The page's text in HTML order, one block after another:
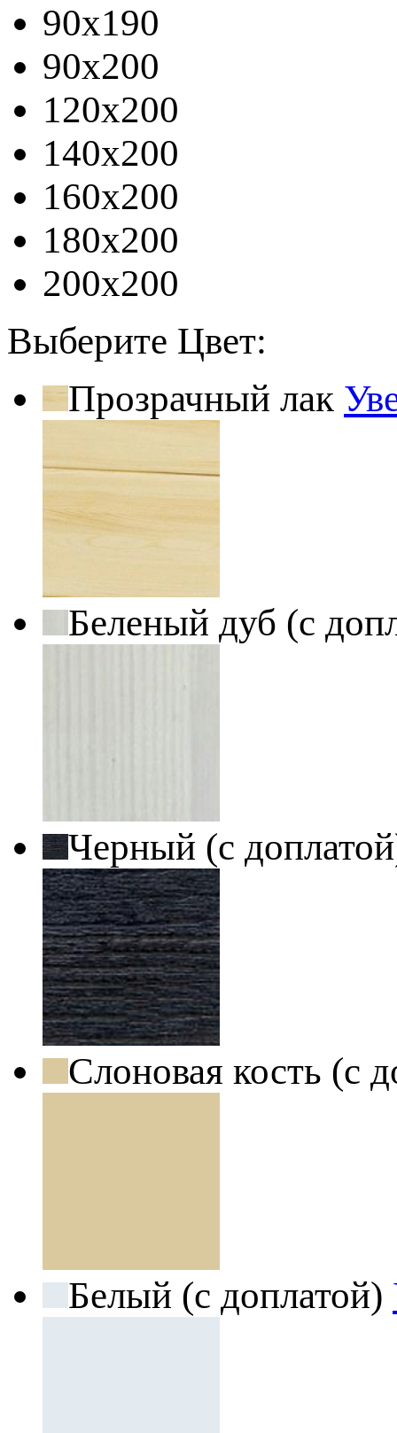
90x190
90x200
120x200
140x200
160x200
180x200
200x200
Выберите Цвет:
Прозрачный лак
Беленый дуб (с
Черный (с
Слоновая кость (с
Белый (с доплатой)